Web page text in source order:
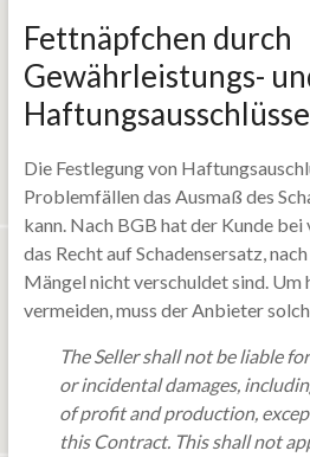
Fettnäpfchen durch
Gewährleistungs-
Die Festlegung von
Problemfällen das Ausmaß des
kann. Nach BGB hat der Kunde
das Recht auf Schadensersatz,
Mängel nicht verschuldet sind. Um
vermeiden, muss der Anbieter
The Seller shall not be liable
or incidental damages,
of profit and production,
this Contract. This shall not